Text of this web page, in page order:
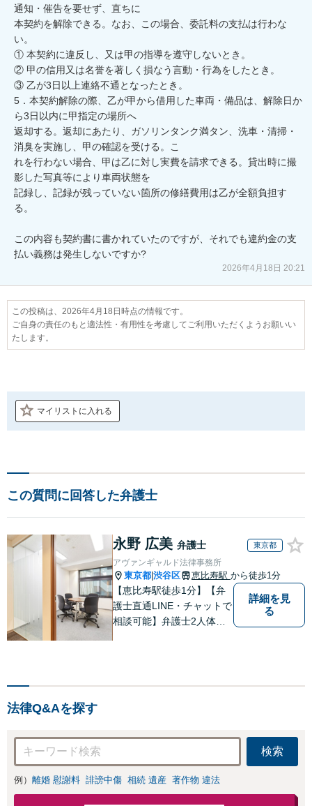
通知・催告を要せず、直ちに
本契約を解除できる。なお、この場合、委託料の支払は行わな
い。
① 本契約に違反し、又は甲の指導を遵守しないとき。
② 甲の信用又は名誉を著しく損なう言動・行為をしたとき。
③ 乙が3日以上連絡不通となったとき。
5．本契約解除の際、乙が甲から借用した車両・備品は、解除日か
ら3日以内に甲指定の場所へ
返却する。返却にあたり、ガソリンタンク満タン、洗車・清掃・
消臭を実施し、甲の確認を受ける。こ
れを行わない場合、甲は乙に対し実費を請求できる。貸出時に撮
影した写真等により車両状態を
記録し、記録が残っていない箇所の修繕費用は乙が全額負担す
る。
この内容も契約書に書かれていたのですが、それでも違約金の支
2026年4月18日 20:21
この投稿は、2026年4月18日時点の情報です。
ご自身の責任のもと適法性・有用性を考慮してご利用いただくようお願いい
たします。
マイリストに入れる
この質問に回答した弁護士
永野 広美 弁護士 東京都
アヴァンギャルド法律事務所
東京都 渋谷区 恵比寿駅 から徒歩1分
【恵比寿駅徒歩1分】【弁
護士直通LINE・チャットで
相談可能】弁護士2人体制
詳細を見
る
法律Q&Aを探す
検索
例） 離婚 慰謝料 誹謗中傷 相続 遺産 著作物 違法